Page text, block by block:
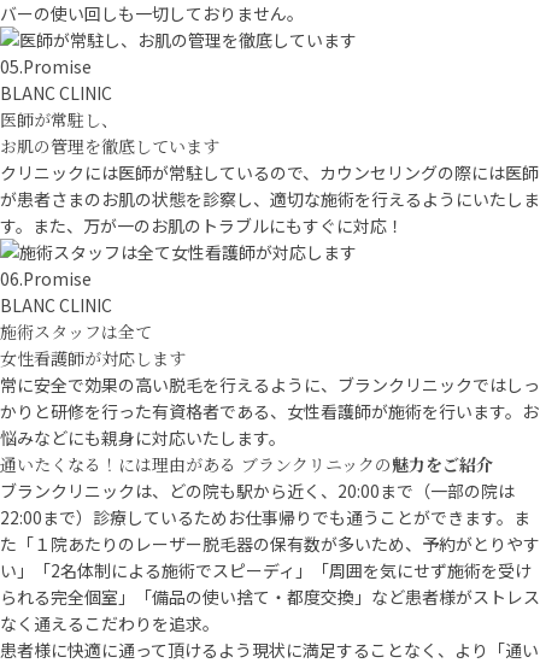
バーの使い回しも一切しておりません。
05.Promise
BLANC CLINIC
医師が常駐し、
お肌の管理を徹底しています
クリニックには医師が常駐しているので、カウンセリングの際には医師
が患者さまのお肌の状態を診察し、適切な施術を行えるようにいたしま
す。また、万が一のお肌のトラブルにもすぐに対応！
06.Promise
BLANC CLINIC
施術スタッフは全て
女性看護師が対応します
常に安全で効果の高い脱毛を行えるように、ブランクリニックではしっ
かりと研修を行った有資格者である、女性看護師が施術を行います。お
悩みなどにも親身に対応いたします。
通いたくなる！には理由がある ブランクリニックの魅力 をご紹介
ブランクリニックは、どの院も駅から近く、20:00まで（一部の院は
22:00まで）診療しているためお仕事帰りでも通うことができます。ま
た「１院あたりのレーザー脱毛器の保有数が多いため、予約がとりやす
い」「2名体制による施術でスピーディ」「周囲を気にせず施術を受け
られる完全個室」「備品の使い捨て・都度交換」など患者様がストレス
なく通えるこだわりを追求。
患者様に快適に通って頂けるよう現状に満足することなく、より「通い